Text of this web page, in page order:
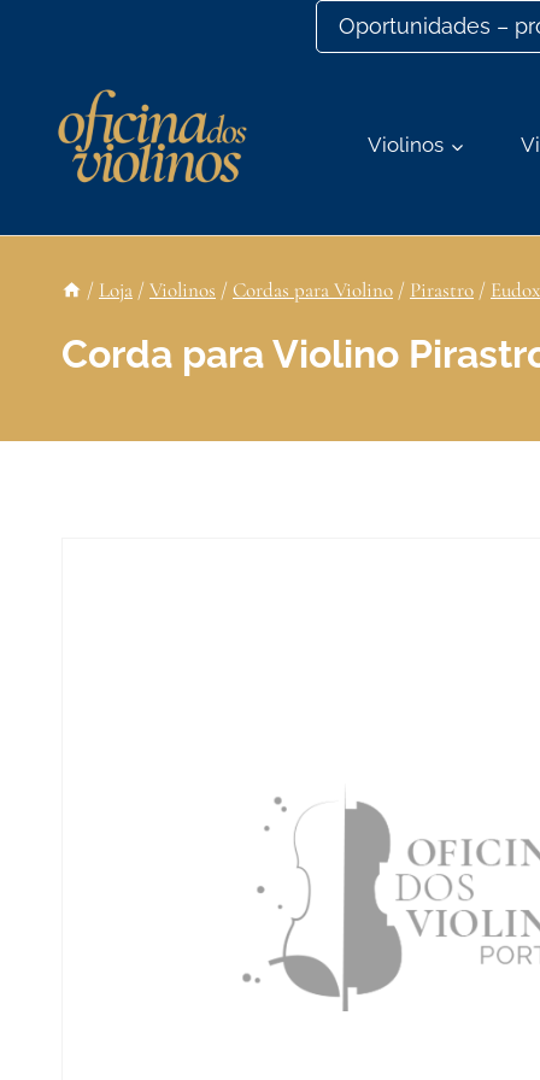
conteúdo
Oportunidades –
Violinos
/ Loja /Violinos / Cordas para Violino / Pirastro /
Corda para Violino